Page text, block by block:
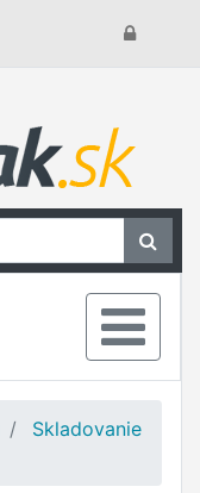
Skladovanie